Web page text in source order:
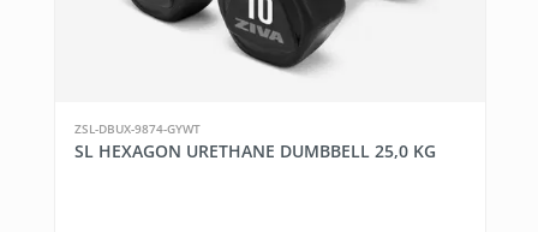
ZSL-DBUX-9874-GYWT
SL HEXAGON URETHANE DUMBBELL 25,0 KG